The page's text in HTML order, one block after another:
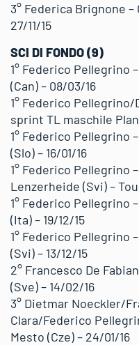
3° Federica Brignone
27/11/15
SCI DI FONDO (9)
1° Federico Pellegrino
(Can) – 08/03/16
1° Federico
sprint TL maschile
1° Federico Pellegrino
(Slo) – 16/01/16
1° Federico Pellegrino
Lenzerheide (Svi) –
1° Federico Pellegrino
(Ita) – 19/12/15
1° Federico Pellegrino
(Svi) – 13/12/15
2° Francesco De
(Sve) – 14/02/16
3° Dietmar Noeckler/
Clara/Federico
Mesto (Cze) – 24/01/16